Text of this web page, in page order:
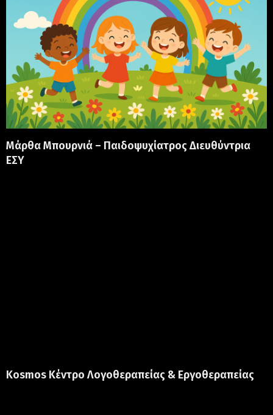
Μάρθα Μπουρνιά – Παιδοψυχίατρος Διευθύντρια
ΕΣΥ
Kosmos Κέντρο Λογοθεραπείας & Εργοθεραπείας